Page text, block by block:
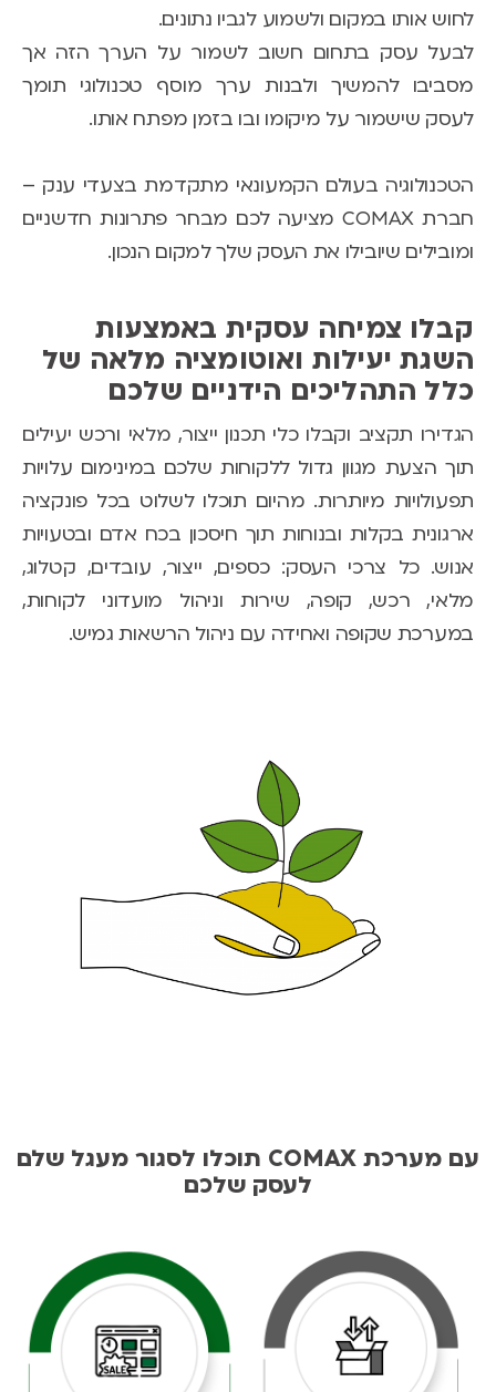
לחוש אותו במקום ולשמוע לגביו נתונים.
לבעל עסק בתחום חשוב לשמור על הערך הזה אך
מסביבו להמשיך ולבנות ערך מוסף טכנולוגי תומך
לעסק שישמור על מיקומו ובו בזמן מפתח אותו.
הטכנולוגיה בעולם הקמעונאי מתקדמת בצעדי ענק –
חברת COMAX מציעה לכם מבחר פתרונות חדשניים
ומובילים שיובילו את העסק שלך למקום הנכון.
קבלו צמיחה עסקית באמצעות
השגת יעילות ואוטומציה מלאה של
כלל התהליכים הידניים שלכם
הגדירו תקציב וקבלו כלי תכנון ייצור, מלאי ורכש יעילים
תוך הצעת מגוון גדול ללקוחות שלכם במינימום עלויות
תפעולויות מיותרות. מהיום תוכלו לשלוט בכל פונקציה
ארגונית בקלות ובנוחות תוך חיסכון בכח אדם ובטעויות
אנוש. כל צרכי העסק: כספים, ייצור, עובדים, קטלוג,
מלאי, רכש, קופה, שירות וניהול מועדוני לקוחות,
במערכת שקופה ואחידה עם ניהול הרשאות גמיש.
עם מערכת COMAX תוכלו לסגור מעגל שלם
לעסק שלכם